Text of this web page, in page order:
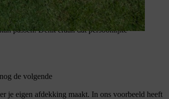
passen. Denk eraan dat persoonlijke
de volgende
je eigen afdekking maakt. In ons voorbeeld heeft